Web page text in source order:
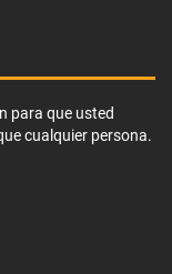
para que usted
cualquier persona.